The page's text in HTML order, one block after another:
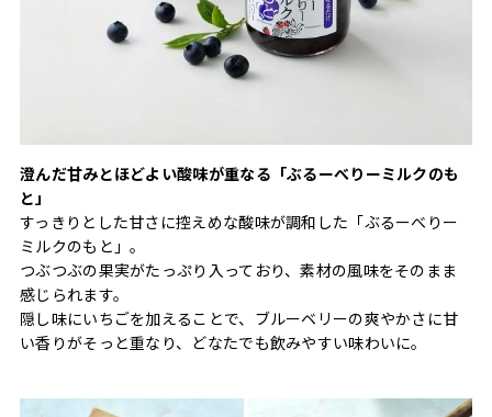
澄んだ甘みとほどよい酸味が重なる「ぶるーべりーミルクのも
と」
すっきりとした甘さに控えめな酸味が調和した「ぶるーべりー
ミルクのもと」。
つぶつぶの果実がたっぷり入っており、素材の風味をそのまま
感じられます。
隠し味にいちごを加えることで、ブルーベリーの爽やかさに甘
い香りがそっと重なり、どなたでも飲みやすい味わいに。